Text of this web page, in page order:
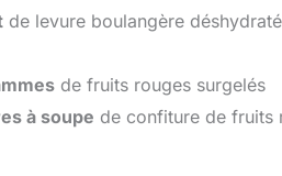
de levure boulangère
de fruits rouges surgelés
à soupe de confiture de fruits